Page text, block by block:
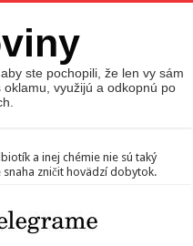
ste pochopili, že len vy sám
využijú a odkopnú po
a inej chémie nie sú taký
zničit hovädzí dobytok.